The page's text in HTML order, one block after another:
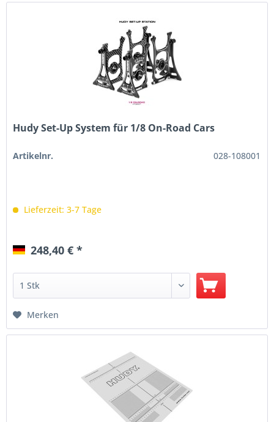
Hudy Set-Up System für 1/8 On-Road Cars
Artikelnr. 028-108001
Lieferzeit: 3-7 Tage
248,40 € *
Merken